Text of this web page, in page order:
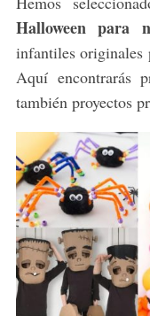
Halloween para
infantiles originales
Aquí encontrarás
también proyectos